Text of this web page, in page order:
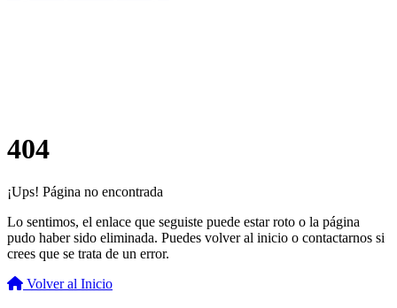
404
¡Ups! Página no encontrada
Lo sentimos, el enlace que seguiste puede estar roto o la página
pudo haber sido eliminada. Puedes volver al inicio o contactarnos si
crees que se trata de un error.
Volver al Inicio